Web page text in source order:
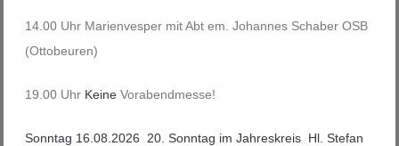
14.00 Uhr Marienvesper mit Abt em. Johannes Schaber OSB
(Ottobeuren)
19.00 Uhr Keine Vorabendmesse!
Sonntag 16.08.2026 20. Sonntag im Jahreskreis Hl. Stefan